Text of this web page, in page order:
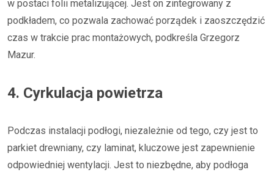
w postaci folii metalizującej. Jest on zintegrowany z
podkładem, co pozwala zachować porządek i zaoszczędzić
czas w trakcie prac montażowych, podkreśla Grzegorz
Mazur.
4. Cyrkulacja powietrza
Podczas instalacji podłogi, niezależnie od tego, czy jest to
parkiet drewniany, czy laminat, kluczowe jest zapewnienie
odpowiedniej wentylacji. Jest to niezbędne, aby podłoga